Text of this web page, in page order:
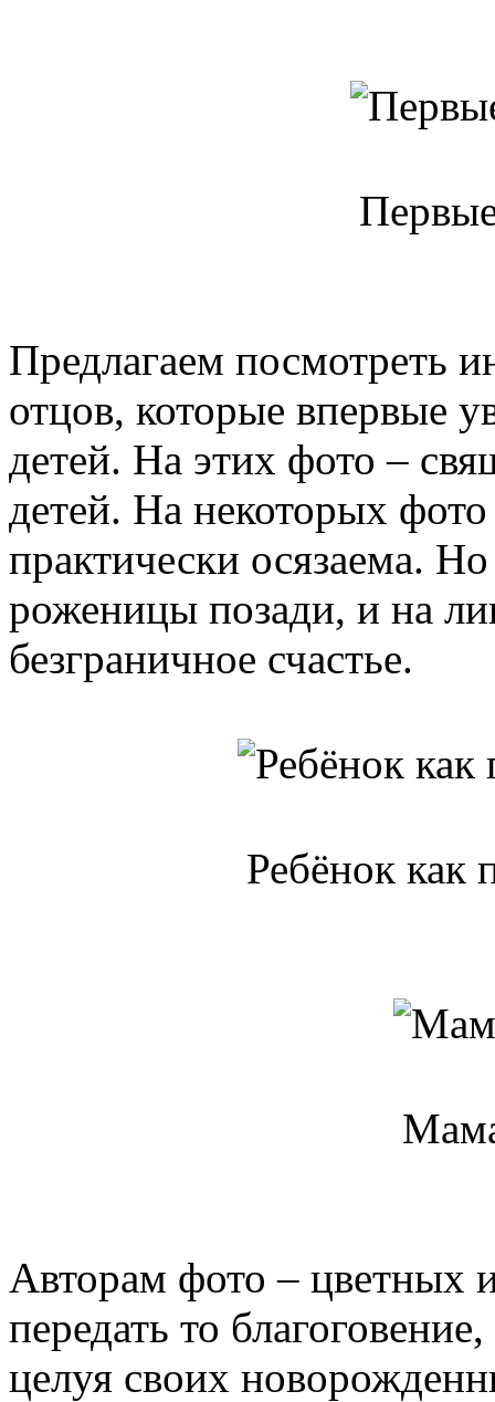
Предлагаем посмотреть
отцов, которые впервые
детей. На этих фото –
детей. На некоторых
практически осязаема.
роженицы позади, и на
безграничное счастье.
Ребёнок как
Авторам фото – цветных
передать то
целуя своих